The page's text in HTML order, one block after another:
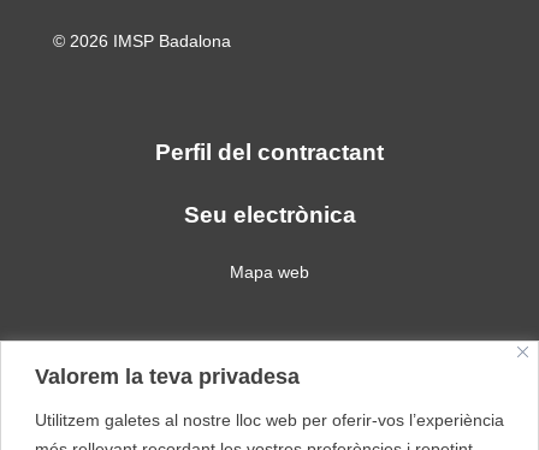
Valorem la teva privadesa
Utilitzem galetes al nostre lloc web per oferir-vos l’experiència
© 2026 IMSP Badalona
Perfil del contractant
Seu electrònica
Mapa web
Política de galetes